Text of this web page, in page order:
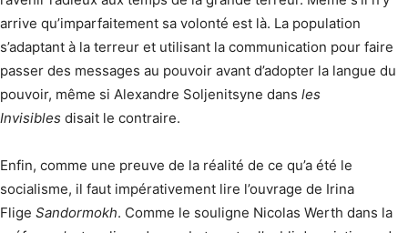
arrive qu’imparfaitement sa volonté est là. La population
s’adaptant à la terreur et utilisant la communication pour faire
passer des messages au pouvoir avant d’adopter la langue du
pouvoir, même si Alexandre Soljenitsyne dans les
Invisibles disait le contraire.
Enfin, comme une preuve de la réalité de ce qu’a été le
socialisme, il faut impérativement lire l’ouvrage de Irina
Flige Sandormokh. Comme le souligne Nicolas Werth dans la